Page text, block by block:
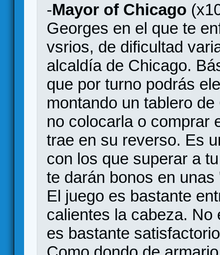
-Mayor of Chicago
Georges en el que te
vsrios, de dificultad
alcaldía de Chicago.
que por turno podrás
montando un tablero
no colocarla o comprar
trae en su reverso. Es
con los que superar a
te darán bonos en
El juego es bastante
calientes la cabeza. No
es bastante